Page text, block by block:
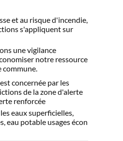
et au risque d'incendie,
s'appliquent sur
une vigilance
notre ressource
concernée par les
de la zone d'alerte
renforcée
eaux superficielles,
eau potable usages écon